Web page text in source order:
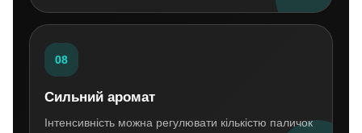
08
Сильний аромат
Інтенсивність можна регулювати кількістю паличок